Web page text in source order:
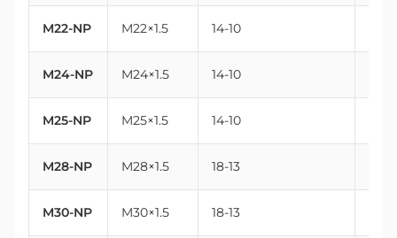
M22-NP M22×1.5 14-10
M24-NP M24×1.5 14-10
M25-NP M25×1.5 14-10
M28-NP M28×1.5 18-13
M30-NP M30×1.5 18-13